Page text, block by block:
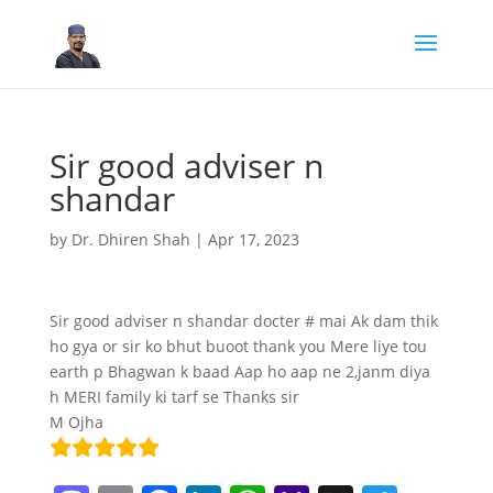
Sir good adviser n
shandar
by Dr. Dhiren Shah | Apr 17, 2023
Sir good adviser n shandar docter # mai Ak dam thik
ho gya or sir ko bhut buoot thank you Mere liye tou
earth p Bhagwan k baad Aap ho aap ne 2,janm diya
h MERI family ki tarf se Thanks sir
M Ojha